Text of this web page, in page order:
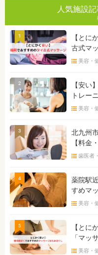
人気施設
1
【とに
古式マ
美容・
2
【安い
トレー
美容・
3
北九州
【料金
歯医者
4
薬院駅
すめマ
美容・
5
【とに
「マッ
美容・